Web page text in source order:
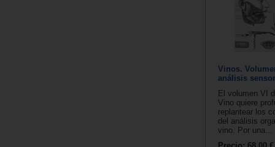
Vinos.
análisis
El volumen VI
Vino quiere
replantear los
del análisis
vino. Por una...